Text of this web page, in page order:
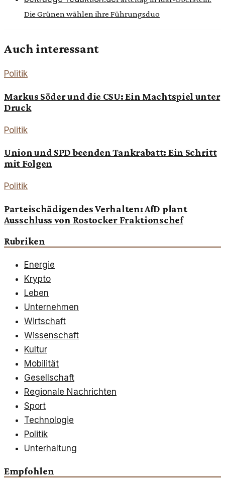
Die Grünen wählen ihre Führungsduo
Auch interessant
Politik
Markus Söder und die CSU: Ein Machtspiel unter
Druck
Politik
Union und SPD beenden Tankrabatt: Ein Schritt
mit Folgen
Politik
Parteischädigendes Verhalten: AfD plant
Ausschluss von Rostocker Fraktionschef
Rubriken
Energie
Krypto
Leben
Unternehmen
Wirtschaft
Wissenschaft
Kultur
Mobilität
Gesellschaft
Regionale Nachrichten
Sport
Technologie
Politik
Unterhaltung
Empfohlen